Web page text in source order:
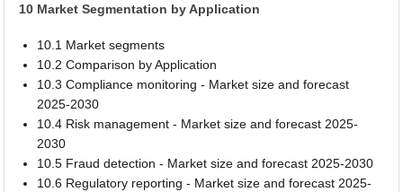
10 Market Segmentation by Application
10.1 Market segments
10.2 Comparison by Application
10.3 Compliance monitoring - Market size and forecast
2025-2030
10.4 Risk management - Market size and forecast 2025-
2030
10.5 Fraud detection - Market size and forecast 2025-2030
10.6 Regulatory reporting - Market size and forecast 2025-